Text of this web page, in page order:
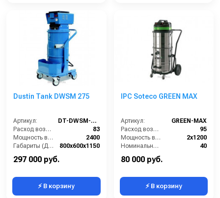
Dustin Tank DWSM 275
Артикул:
DT-DWSM-275
Расход воздуха (л/сек):
83
Мощность всасывающих турбин (Вт):
2400
Габариты (ДхШхВ):
800х600х1150
297 000 руб.
⚡ В корзину
IPC Soteco GREEN MAX
Артикул:
GREEN-MAX
Расход воздуха (л/сек):
95
Мощность всасывающей турбины (Вт):
2х1200
Номинальный диаметр принадлежностей (мм):
40
Объём бака для грязной воды (л):
80 000 руб.
⚡ В корзину